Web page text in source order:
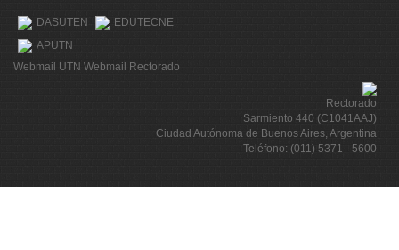
DASUTEN
EDUTECNE
APUTN
Webmail UTN Webmail Rectorado
Rectorado
Sarmiento 440 (C1041AAJ)
Ciudad Autónoma de Buenos Aires, Argentina
Teléfono: (011) 5371 - 5600